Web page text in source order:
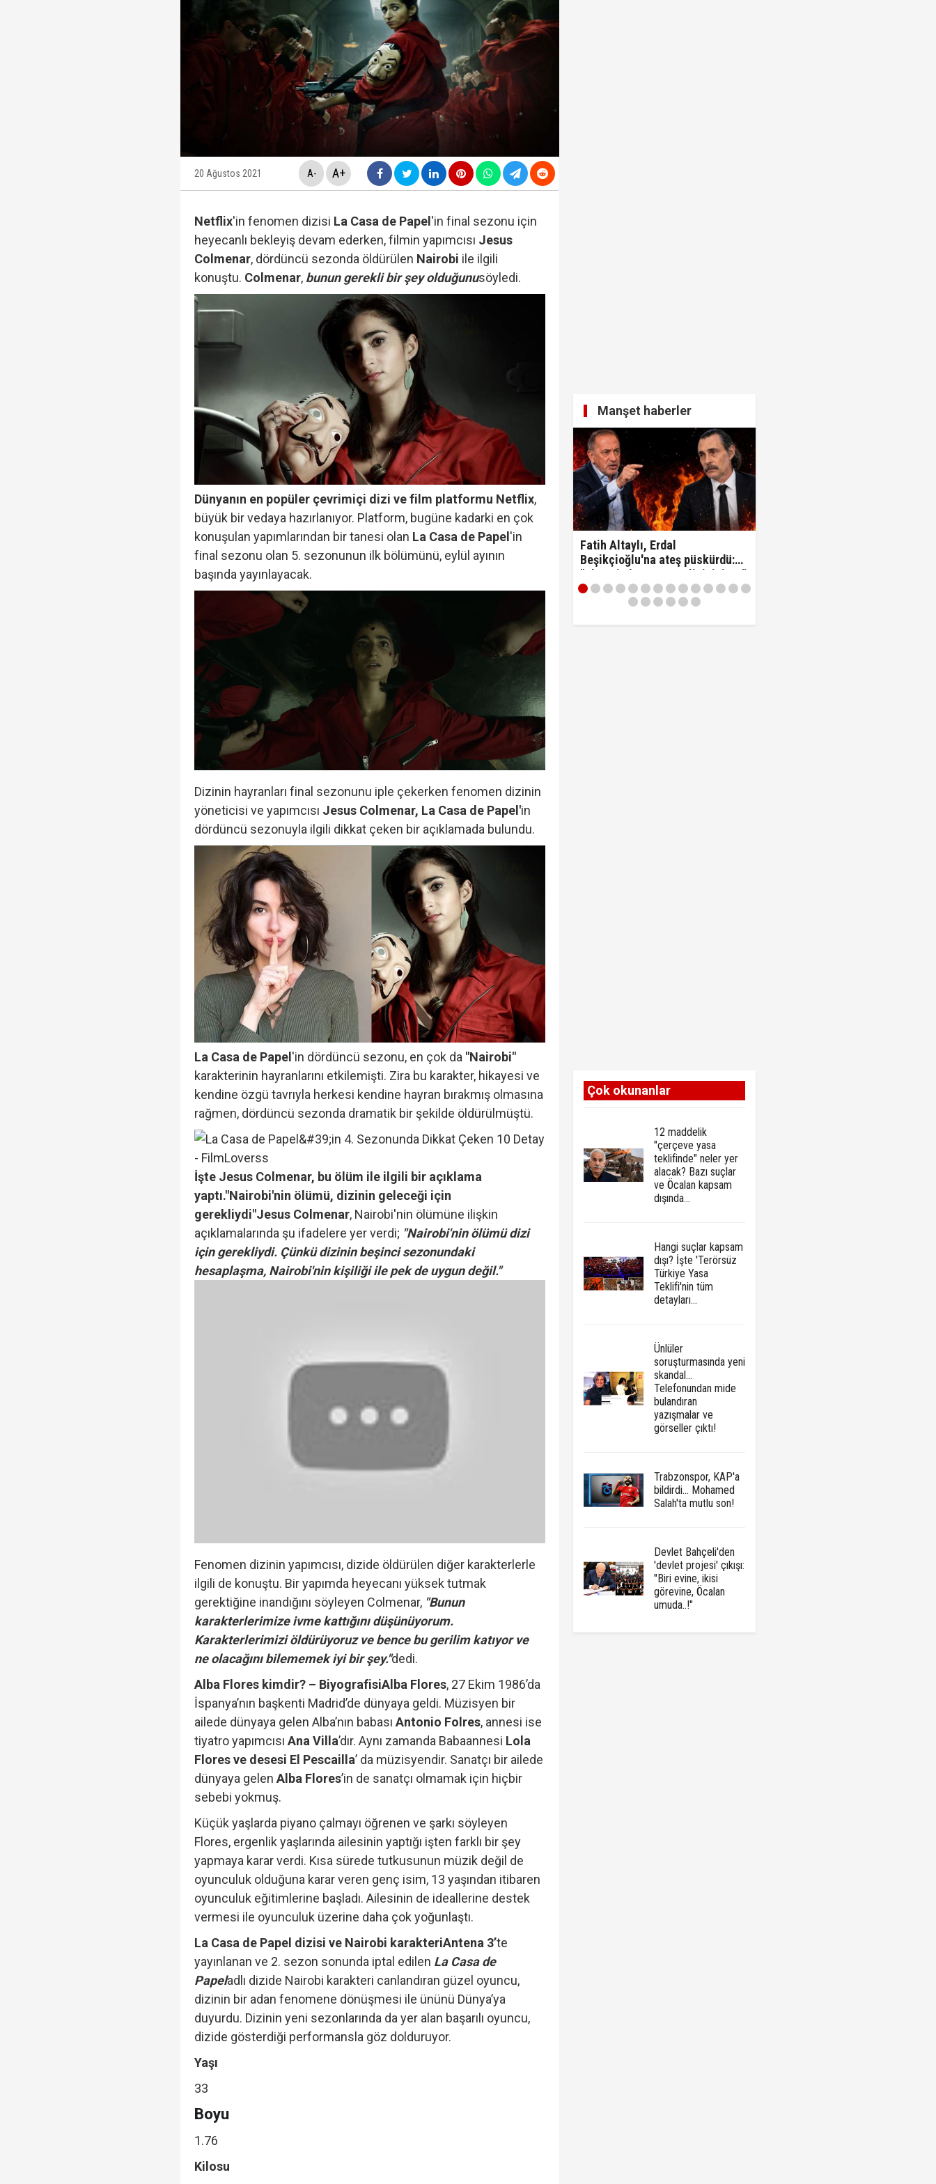
Trabzonspor, KAP'a bildirdi... Mohamed Salah'ta mutlu son!
İzmir Büyükşehir Belediyesi'nde "yolsuzluk" soruşturması... Veli Ağbaba'nın ağabeyi Hür Ağbaba gözaltında!
Ünlüler soruşturmasında yeni skandal... Telefonundan mide bulandıran yazışmalar ve görseller çıktı!
Veli Ağbaba'nın ağabeyi Hür Ağbaba tutuklandı...
20 Ağustos 2021 A- A+
Netflix'in fenomen dizisi La Casa de Papel'in final sezonu için
heyecanlı bekleyiş devam ederken, filmin yapımcısı Jesus
Colmenar, dördüncü sezonda öldürülen Nairobi ile ilgili
konuştu. Colmenar, bunun gerekli bir şey olduğunusöyledi.
Dünyanın en popüler çevrimiçi dizi ve film platformu Netflix,
büyük bir vedaya hazırlanıyor. Platform, bugüne kadarki en çok
konuşulan yapımlarından bir tanesi olan La Casa de Papel 'in
final sezonu olan 5. sezonunun ilk bölümünü, eylül ayının
başında yayınlayacak.
Dizinin hayranları final sezonunu iple çekerken fenomen dizinin
yöneticisi ve yapımcısı Jesus Colmenar, La Casa de Papel'in
dördüncü sezonuyla ilgili dikkat çeken bir açıklamada bulundu.
La Casa de Papel 'in dördüncü sezonu, en çok da "Nairobi"
karakterinin hayranlarını etkilemişti. Zira bu karakter, hikayesi ve
kendine özgü tavrıyla herkesi kendine hayran bırakmış olmasına
rağmen, dördüncü sezonda dramatik bir şekilde öldürülmüştü.
İşte Jesus Colmenar, bu ölüm ile ilgili bir açıklama
yaptı."Nairobi'nin ölümü, dizinin geleceği için
gerekliydi"Jesus Colmenar, Nairobi'nin ölümüne ilişkin
açıklamalarında şu ifadelere yer verdi; "Nairobi'nin ölümü dizi
için gerekliydi. Çünkü dizinin beşinci sezonundaki
hesaplaşma, Nairobi'nin kişiliği ile pek de uygun değil."
Fenomen dizinin yapımcısı, dizide öldürülen diğer karakterlerle
ilgili de konuştu. Bir yapımda heyecanı yüksek tutmak
gerektiğine inandığını söyleyen Colmenar, "Bunun
karakterlerimize ivme kattığını düşünüyorum.
Karakterlerimizi öldürüyoruz ve bence bu gerilim katıyor ve
ne olacağını bilememek iyi bir şey."dedi.
Alba Flores kimdir? – BiyografisiAlba Flores, 27 Ekim 1986’da
İspanya’nın başkenti Madrid’de dünyaya geldi. Müzisyen bir
ailede dünyaya gelen Alba’nın babasıAntonio Folres, annesi ise
tiyatro yapımcısıAna Villa’dır. Aynı zamanda Babaannesi Lola
Flores ve desesi El Pescailla’ da müzisyendir. Sanatçı bir ailede
dünyaya gelenAlba Flores’in de sanatçı olmamak için hiçbir
sebebi yokmuş.
Küçük yaşlarda piyano çalmayı öğrenen ve şarkı söyleyen
Flores, ergenlik yaşlarında ailesinin yaptığı işten farklı bir şey
yapmaya karar verdi. Kısa sürede tutkusunun müzik değil de
oyunculuk olduğuna karar veren genç isim, 13 yaşından itibaren
oyunculuk eğitimlerine başladı. Ailesinin de ideallerine destek
vermesi ile oyunculuk üzerine daha çok yoğunlaştı.
La Casa de Papel dizisi ve Nairobi karakteriAntena 3’te
yayınlanan ve 2. sezon sonunda iptal edilen La Casa de
Papeladlı dizide Nairobi karakteri canlandıran güzel oyuncu,
dizinin bir adan fenomene dönüşmesi ile ününü Dünya’ya
duyurdu. Dizinin yeni sezonlarında da yer alan başarılı oyuncu,
dizide gösterdiği performansla göz dolduruyor.
Yaşı
33
Boyu
1.76
Kilosu
Manşet haberler
Fatih Altaylı, Erdal
Beşikçioğlu'na ateş püskürdü:
"Ulan siz kamu görevlisisiniz..!"
Çok okunanlar
12 maddelik
"çerçeve yasa
teklifinde" neler yer
alacak? Bazı suçlar
ve Öcalan kapsam
dışında…
Hangi suçlar kapsam
dışı? İşte 'Terörsüz
Türkiye Yasa
Teklifi'nin tüm
detayları...
Ünlüler
soruşturmasında yeni
skandal...
Telefonundan mide
bulandıran
yazışmalar ve
görseller çıktı!
Trabzonspor, KAP'a
bildirdi... Mohamed
Salah'ta mutlu son!
Devlet Bahçeli'den
'devlet projesi' çıkışı:
"Biri evine, ikisi
görevine, Öcalan
umuda..!"